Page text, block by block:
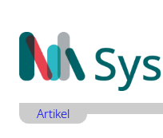
Inhalt
springen
Artikel